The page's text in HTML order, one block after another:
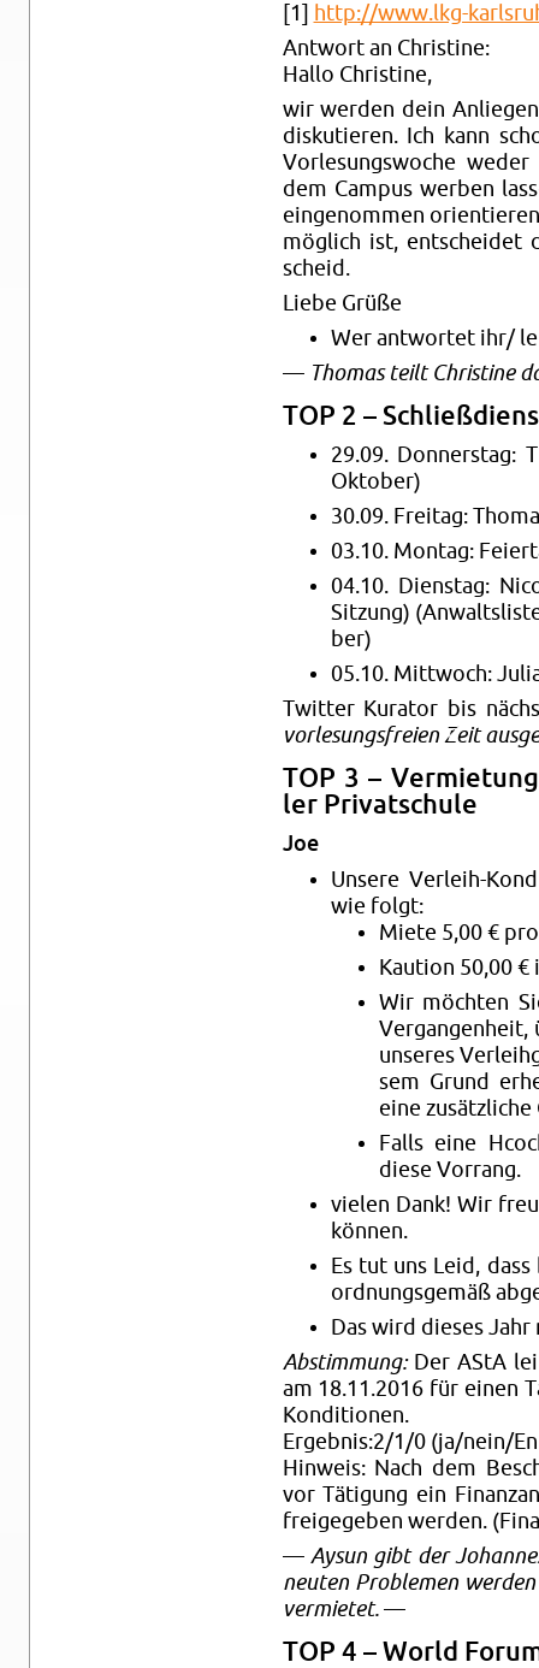
[1]
http://​www.​lkg-​
Ant­wort an Chris­ti­ne:
Hallo Chris­ti­ne,
wir wer­den dein
dis­ku­tie­ren. Ich kann
Vor­le­sungs­wo­che
dem Cam­pus wer­ben
ein­ge­nom­men
mög­lich ist, ent­schei­det
scheid.
Liebe Grüße
Wer ant­wor­tet ihr/
—Tho­mas teilt Chris­ti­ne
TOP 2 –
29.09. Don­ners­tag:
Ok­to­ber)
30.09. Frei­tag:
03.10. Mon­tag:
04.10. Diens­tag:
Sit­zung)
ber)
05.10. Mitt­woch:
Twit­ter Ku­ra­tor bis
vor­le­sungs­frei­en Zeit
TOP 3 –
ler Pri­vat­schu­le
Joe
Un­se­re Ver­leih-
wie folgt:
Miete 5,00 €
Kau­ti­on 50,00 €
Wir möch­ten
Ver­gan­gen­heit,
un­se­res
sem Grund
eine zu­sätz­li­che
Falls eine
diese Vor­rang.
vie­len Dank! Wir
kön­nen.
Es tut uns Leid,
ord­nungs­ge­mäß
Das wird die­ses Jahr
Ab­stim­mung:Der AStA
am 18.11.2016 für einen
Kon­di­tio­nen.
Er­geb­nis:2/1/0 (ja/nein/
Hin­weis: Nach dem
vor Tä­ti­gung ein
frei­ge­ge­ben wer­den.
— Aysun gibt der
neu­ten Pro­ble­men
ver­mie­tet.—
TOP 4 – World